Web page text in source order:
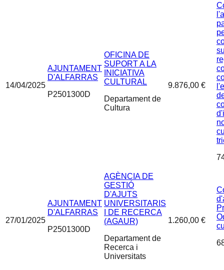
14/04/2025
AJUNTAMENT
D'ALFARRAS
P2501300D
OFICINA DE
SUPORT A LA
INICIATIVA
CULTURAL
Departament de
Cultura
9.876,00 €
27/01/2025
AJUNTAMENT
D'ALFARRAS
P2501300D
AGÈNCIA DE
GESTIÓ
D'AJUTS
UNIVERSITARIS
I DE RECERCA
(AGAUR)
Departament de
Recerca i
Universitats
1.260,00 €